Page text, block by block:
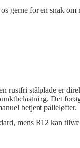
gerne for en snak om
rustfri stålplade er
Det
betjent palleløfter.
mens R12 kan